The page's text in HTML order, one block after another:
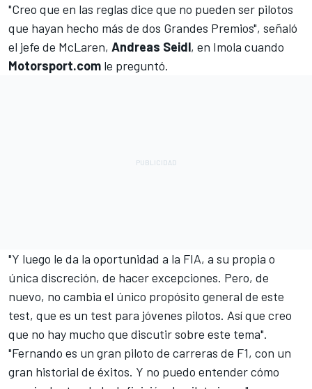
"Creo que en las reglas dice que no pueden ser pilotos
que hayan hecho más de dos Grandes Premios", señaló
el jefe de McLaren, Andreas Seidl, en Imola cuando
Motorsport.com le preguntó.
"Y luego le da la oportunidad a la FIA, a su propia o
única discreción, de hacer excepciones. Pero, de
nuevo, no cambia el único propósito general de este
test, que es un test para jóvenes pilotos. Así que creo
que no hay mucho que discutir sobre este tema".
"Fernando es un gran piloto de carreras de F1, con un
gran historial de éxitos. Y no puedo entender cómo